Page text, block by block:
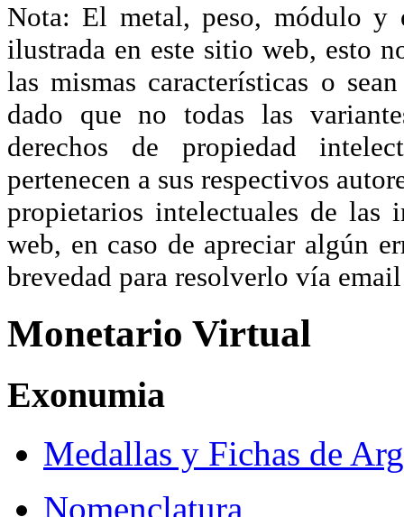
Nota: El metal, peso, módulo y
ilustrada en este sitio web, esto
las mismas características o
dado que no todas las
derechos de propiedad
pertenecen a sus respectivos
propietarios intelectuales de las
web, en caso de apreciar algún
brevedad para resolverlo vía
Monetario Virtual
Exonumia
Medallas y Fichas de
Nomenclatura